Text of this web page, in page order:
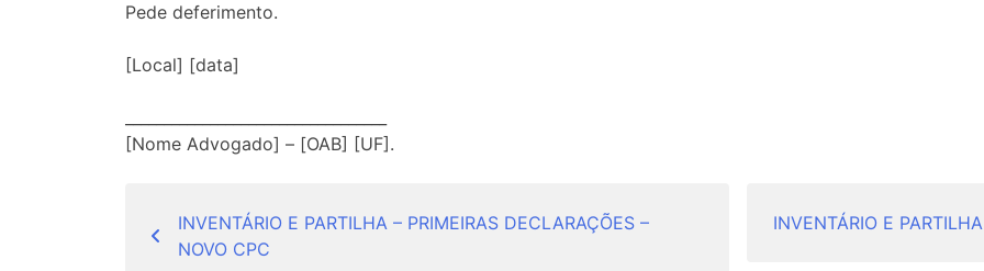
Pede deferimento.
[Local] [data]
[Nome Advogado] – [OAB] [UF].
Navegação
de
INVENTÁRIO E PARTILHA – PRIMEIRAS DECLARAÇÕES –
NOVO CPC
INVENTÁRIO E